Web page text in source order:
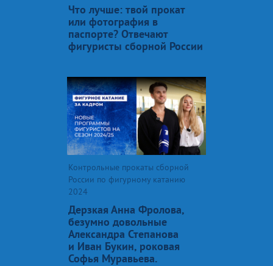
Что лучше: твой прокат
или фотография в
паспорте? Отвечают
фигуристы сборной России
Контрольные прокаты сборной
России по фигурному катанию
2024
Дерзкая Анна Фролова,
безумно довольные
Александра Степанова
и Иван Букин, роковая
Софья Муравьева.